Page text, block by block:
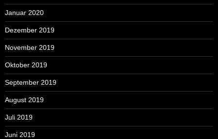
Januar 2020
Dezember 2019
November 2019
Oktober 2019
September 2019
August 2019
Juli 2019
Juni 2019